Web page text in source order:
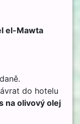
el-Mawta
do hotelu
na olivový olej